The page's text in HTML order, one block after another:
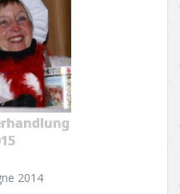
2014